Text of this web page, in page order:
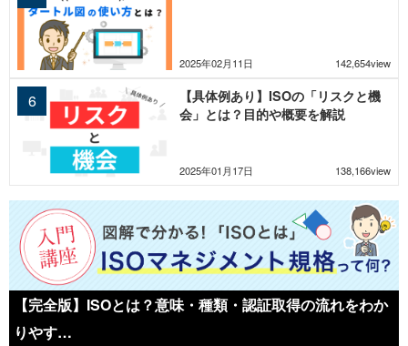
2025年02月11日 142,654view
2025年01月17日 138,166view
【具体例あり】ISOの「リスクと機
会」とは？目的や概要を解説
【完全版】ISOとは？意味・種類・認証取得の流れをわか
りやす…